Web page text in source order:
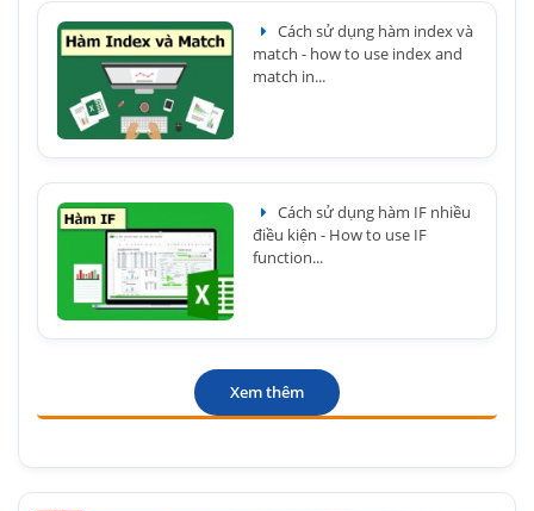
Cách sử dụng hàm index và
match - how to use index and
match in...
Cách sử dụng hàm IF nhiều
điều kiện - How to use IF
function...
Xem thêm